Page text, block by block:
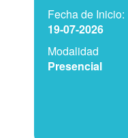
Fecha de Inicio:
19-07-2026
Modalidad
Presencial